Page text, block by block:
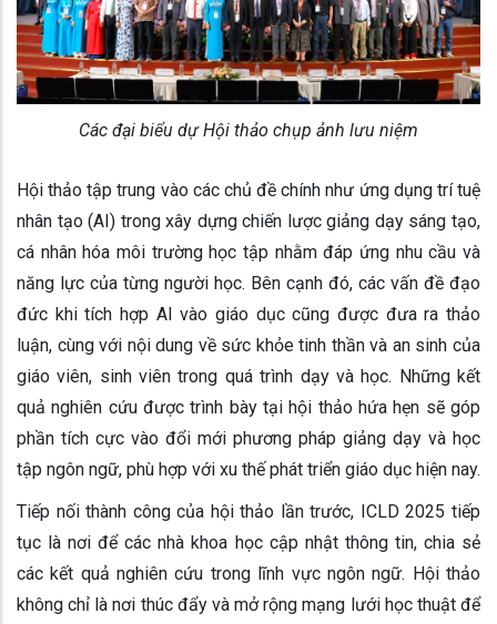
Các đại biểu dự Hội thảo chụp ảnh lưu niệm
Hội thảo tập trung vào các chủ đề chính như ứng dụng trí tuệ
nhân tạo (AI) trong xây dựng chiến lược giảng dạy sáng tạo,
cá nhân hóa môi trường học tập nhằm đáp ứng nhu cầu và
năng lực của từng người học. Bên cạnh đó, các vấn đề đạo
đức khi tích hợp AI vào giáo dục cũng được đưa ra thảo
luận, cùng với nội dung về sức khỏe tinh thần và an sinh của
giáo viên, sinh viên trong quá trình dạy và học. Những kết
quả nghiên cứu được trình bày tại hội thảo hứa hẹn sẽ góp
phần tích cực vào đổi mới phương pháp giảng dạy và học
tập ngôn ngữ, phù hợp với xu thế phát triển giáo dục hiện nay.
Tiếp nối thành công của hội thảo lần trước, ICLD 2025 tiếp
tục là nơi để các nhà khoa học cập nhật thông tin, chia sẻ
các kết quả nghiên cứu trong lĩnh vực ngôn ngữ. Hội thảo
không chỉ là nơi thúc đẩy và mở rộng mạng lưới học thuật để